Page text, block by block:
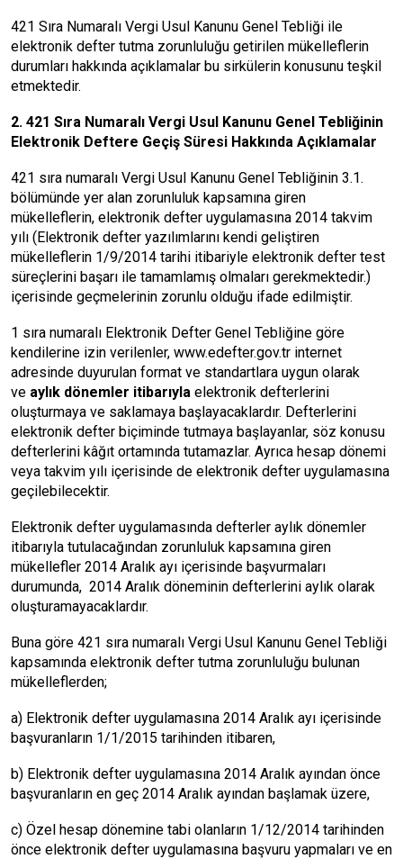
421 Sıra Numaralı Vergi Usul Kanunu Genel Tebliği ile
elektronik defter tutma zorunluluğu getirilen mükelleflerin
durumları hakkında açıklamalar bu sirkülerin konusunu teşkil
etmektedir.
2. 421 Sıra Numaralı Vergi Usul Kanunu Genel Tebliğinin
Elektronik Deftere Geçiş Süresi Hakkında Açıklamalar
421 sıra numaralı Vergi Usul Kanunu Genel Tebliğinin 3.1.
bölümünde yer alan zorunluluk kapsamına giren
mükelleflerin, elektronik defter uygulamasına 2014 takvim
yılı (Elektronik defter yazılımlarını kendi geliştiren
mükelleflerin 1/9/2014 tarihi itibariyle elektronik defter test
süreçlerini başarı ile tamamlamış olmaları gerekmektedir.)
içerisinde geçmelerinin zorunlu olduğu ifade edilmiştir.
1 sıra numaralı Elektronik Defter Genel Tebliğine göre
kendilerine izin verilenler, www.edefter.gov.tr internet
adresinde duyurulan format ve standartlara uygun olarak
ve aylık dönemler itibarıyla elektronik defterlerini
oluşturmaya ve saklamaya başlayacaklardır. Defterlerini
elektronik defter biçiminde tutmaya başlayanlar, söz konusu
defterlerini kâğıt ortamında tutamazlar. Ayrıca hesap dönemi
veya takvim yılı içerisinde de elektronik defter uygulamasına
geçilebilecektir.
Elektronik defter uygulamasında defterler aylık dönemler
itibarıyla tutulacağından zorunluluk kapsamına giren
mükellefler 2014 Aralık ayı içerisinde başvurmaları
durumunda, 2014 Aralık döneminin defterlerini aylık olarak
oluşturamayacaklardır.
Buna göre 421 sıra numaralı Vergi Usul Kanunu Genel Tebliği
kapsamında elektronik defter tutma zorunluluğu bulunan
mükelleflerden;
a) Elektronik defter uygulamasına 2014 Aralık ayı içerisinde
başvuranların 1/1/2015 tarihinden itibaren,
b) Elektronik defter uygulamasına 2014 Aralık ayından önce
başvuranların en geç 2014 Aralık ayından başlamak üzere,
c) Özel hesap dönemine tabi olanların 1/12/2014 tarihinden
önce elektronik defter uygulamasına başvuru yapmaları ve en